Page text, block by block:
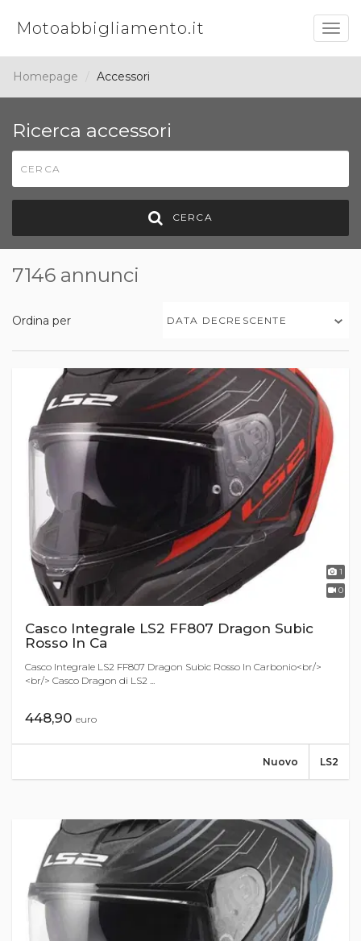
Motoabbigliamento.it
Homepage Accessori
Ricerca accessori
CERCA
7146 annunci
Ordina per DATA DECRESCENTE
1
0
Casco Integrale LS2 FF807 Dragon Subic
Rosso In Ca
Casco Integrale LS2 FF807 Dragon Subic Rosso In Carbonio<br/>
<br/> Casco Dragon di LS2 ...
448,90 euro
LS2
Nuovo